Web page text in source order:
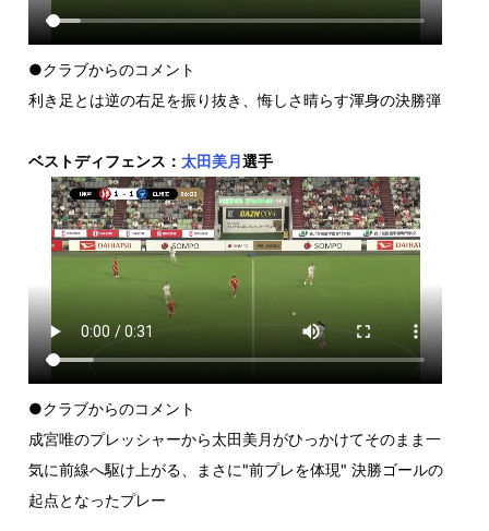
●クラブからのコメント
利き足とは逆の右足を振り抜き、悔しさ晴らす渾身の決勝弾
ベストディフェンス： 太田美月選手
●クラブからのコメント
成宮唯のプレッシャーから太田美月がひっかけてそのまま一
気に前線へ駆け上がる、まさに"前プレを体現" 決勝ゴールの
起点となったプレー